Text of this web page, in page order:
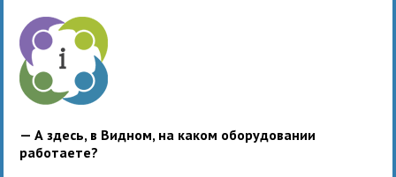
— А здесь, в Видном, на каком оборудовании
работаете?